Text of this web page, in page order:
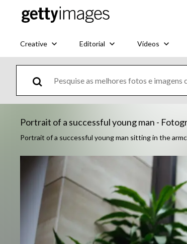
Creative Editorial Vídeos
Portrait of a successful young man -
Portrait of a successful young man sitting in the